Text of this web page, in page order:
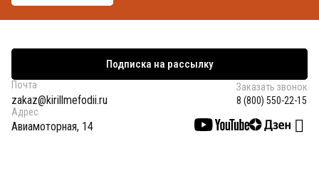
Подписка на рассылку
Почта
zakaz@kirillmefodii.ru
Заказать звонок
8 (800) 550-22-15
Адрес
Авиамоторная, 14